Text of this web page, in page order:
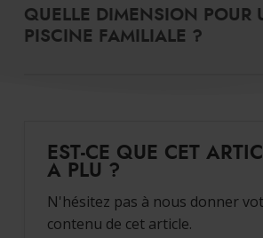
moins de 10m2. Renseignez-vous tout
votre Mairie.
QUELLE DIMENSION POUR
PISCINE FAMILIALE ?
EST-CE QUE CET
A PLU ?
N'hésitez pas à nous donner
contenu de cet article.